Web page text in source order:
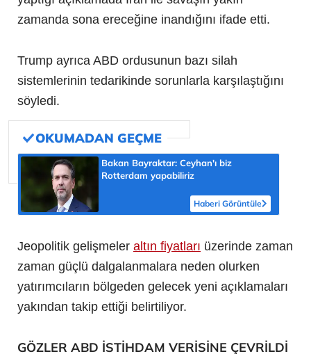
zamanda sona ereceğine inandığını ifade etti.
Trump ayrıca ABD ordusunun bazı silah
sistemlerinin tedarikinde sorunlarla karşılaştığını
söyledi.
Bakan Bayraktar: Ceyhan'ı biz
Rotterdam yapabiliriz
Haberi Görüntüle
Jeopolitik gelişmeler altın fiyatları üzerinde zaman
zaman güçlü dalgalanmalara neden olurken
yatırımcıların bölgeden gelecek yeni açıklamaları
yakından takip ettiği belirtiliyor.
GÖZLER ABD İSTİHDAM VERİSİNE ÇEVRİLDİ